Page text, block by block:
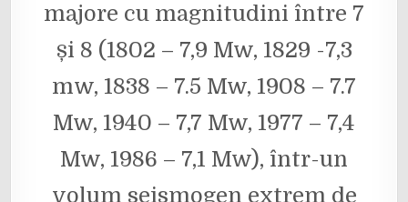
majore cu magnitudini între 7
și 8 (1802 – 7,9 Mw, 1829 -7,3
mw, 1838 – 7.5 Mw, 1908 – 7.7
Mw, 1940 – 7,7 Mw, 1977 – 7,4
Mw, 1986 – 7,1 Mw), într-un
volum seismogen extrem de